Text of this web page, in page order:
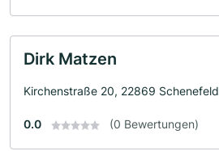
Dirk Matzen
Kirchenstraße 20, 22869 Schenefeld
0.0 (0 Bewertungen)